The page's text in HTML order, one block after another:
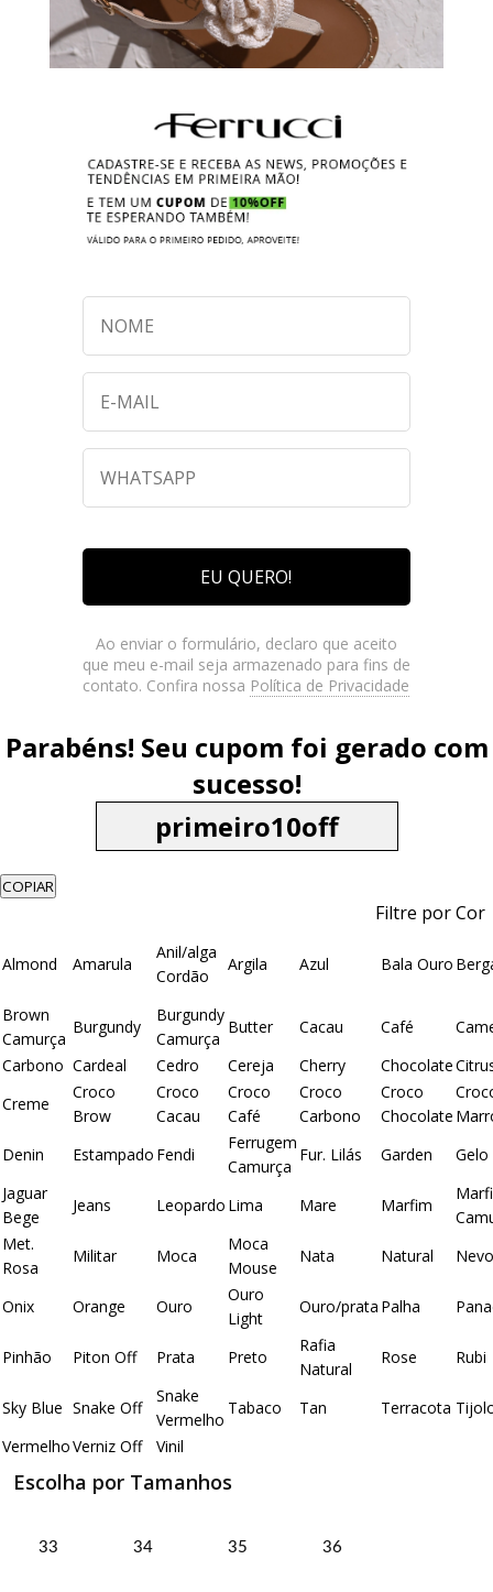
EU QUERO!
Ao enviar o formulário, declaro que aceito
que meu e-mail seja armazenado para fins de
contato. Confira nossa Política de Privacidade
Parabéns! Seu cupom foi gerado com
sucesso!
COPIAR
Filtre por Cor
Almond Amarula
Anil/alga
Cordão
Argila Azul Bala Ouro
Brown
Camurça
Burgundy
Burgundy
Camurça
Butter Cacau Café
Carbono Cardeal Cedro Cereja Cherry Chocolate
Creme
Croco
Brow
Croco
Cacau
Croco
Café
Croco
Carbono
Croco
Chocolate
Denin
Estampado Fendi
Ferrugem
Camurça
Fur. Lilás Garden
Gelo
Jaguar
Bege
Jeans Leopardo Lima Mare Marfim
Met.
Rosa
Militar Moca
Moca
Mouse
Nata Natural
Onix Orange Ouro
Ouro
Light
Ouro/prata Palha
Pinhão Piton Off Prata Preto
Rafia
Natural
Rose Rubi
Sky Blue Snake Off
Snake
Vermelho
Tabaco Tan Terracota
VermelhoVerniz Off Vinil
Escolha por Tamanhos
33 34 35 36